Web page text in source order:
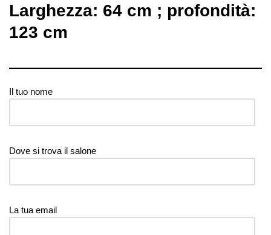
Larghezza: 64 cm ; profondità:
123 cm
Il tuo nome
Dove si trova il salone
La tua email